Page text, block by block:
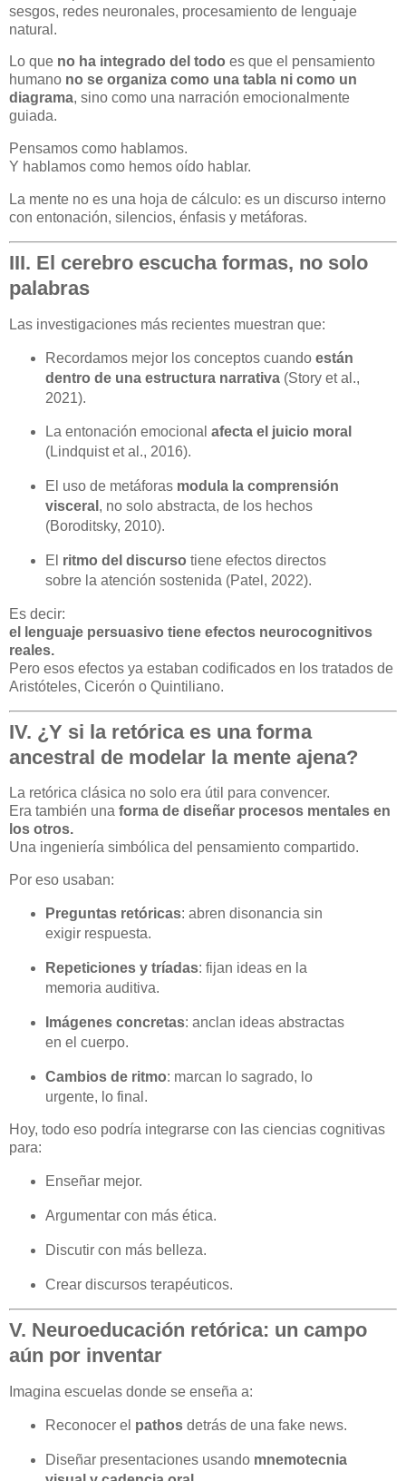
sesgos, redes neuronales, procesamiento de lenguaje
natural.
Lo que no ha integrado del todo es que el pensamiento
humano no se organiza como una tabla ni como un
diagrama, sino como una narración emocionalmente
guiada.
Pensamos como hablamos.
Y hablamos como hemos oído hablar.
La mente no es una hoja de cálculo: es un discurso interno
con entonación, silencios, énfasis y metáforas.
III. El cerebro escucha formas, no solo
palabras
Las investigaciones más recientes muestran que:
Recordamos mejor los conceptos cuando están
dentro de una estructura narrativa(Story et al.,
2021).
La entonación emocional afecta el juicio moral
(Lindquist et al., 2016).
El uso de metáforas modula la comprensión
visceral , no solo abstracta, de los hechos
(Boroditsky, 2010).
El ritmo del discurso tiene efectos directos
sobre la atención sostenida (Patel, 2022).
Es decir:
el lenguaje persuasivo tiene efectos neurocognitivos
reales.
Pero esos efectos ya estaban codificados en los tratados de
Aristóteles, Cicerón o Quintiliano.
IV. ¿Y si la retórica es una forma
ancestral de modelar la mente ajena?
La retórica clásica no solo era útil para convencer.
Era también una forma de diseñar procesos mentales en
los otros.
Una ingeniería simbólica del pensamiento compartido.
Por eso usaban:
Preguntas retóricas: abren disonancia sin
exigir respuesta.
Repeticiones y tríadas: fijan ideas en la
memoria auditiva.
Imágenes concretas: anclan ideas abstractas
en el cuerpo.
Cambios de ritmo: marcan lo sagrado, lo
urgente, lo final.
Hoy, todo eso podría integrarse con las ciencias cognitivas
para:
Enseñar mejor.
Argumentar con más ética.
Discutir con más belleza.
Crear discursos terapéuticos.
V. Neuroeducación retórica: un campo
aún por inventar
Imagina escuelas donde se enseña a:
Reconocer el pathosdetrás de una fake news.
Diseñar presentaciones usando mnemotecnia